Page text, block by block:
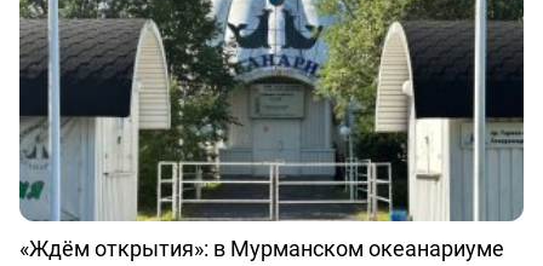
«Ждём открытия»: в Мурманском океанариуме